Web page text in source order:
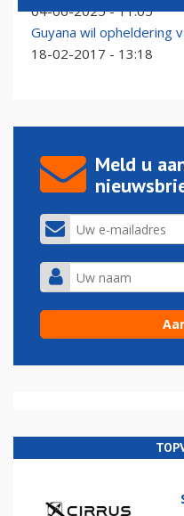
04-06-2025 - 11:05
Guyana wil opheldering
18-02-2017 - 13:18
Meld u